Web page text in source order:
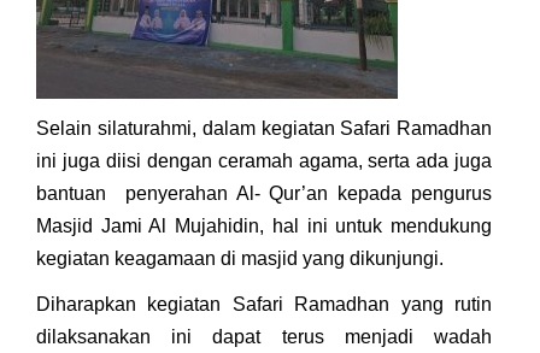
Selain silaturahmi, dalam kegiatan Safari Ramadhan
ini juga diisi dengan ceramah agama, serta ada juga
bantuan penyerahan Al- Qur’an kepada pengurus
Masjid Jami Al Mujahidin, hal ini untuk mendukung
kegiatan keagamaan di masjid yang dikunjungi.
Diharapkan kegiatan Safari Ramadhan yang rutin
dilaksanakan ini dapat terus menjadi wadah